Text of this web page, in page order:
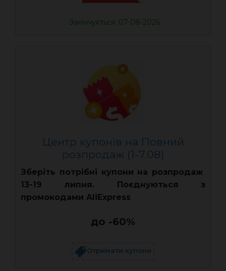
Закінчується: 07-08-2026
Центр купонів на Повний
розпродаж (1-7.08)
Зберіть потрібні купони на розпродаж
13-19 липня. Поєднуються з
промокодами AliExpress
до -60%
Отримати купони